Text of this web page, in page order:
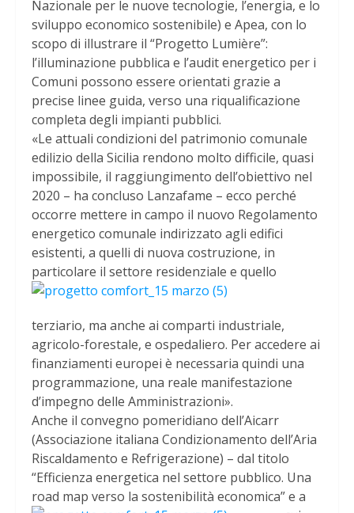
Nazionale per le nuove tecnologie, l’energia, e lo
sviluppo economico sostenibile) e Apea, con lo
scopo di illustrare il “Progetto Lumière”:
l’illuminazione pubblica e l’audit energetico per i
Comuni possono essere orientati grazie a
precise linee guida, verso una riqualificazione
completa degli impianti pubblici.
«Le attuali condizioni del patrimonio comunale
edilizio della Sicilia rendono molto difficile, quasi
impossibile, il raggiungimento dell’obiettivo nel
2020 – ha concluso Lanzafame – ecco perché
occorre mettere in campo il nuovo Regolamento
energetico comunale indirizzato agli edifici
esistenti, a quelli di nuova costruzione, in
particolare il settore residenziale e quello
terziario, ma anche ai comparti industriale,
agricolo-forestale, e ospedaliero. Per accedere ai
finanziamenti europei è necessaria quindi una
programmazione, una reale manifestazione
d’impegno delle Amministrazioni».
Anche il convegno pomeridiano dell’Aicarr
(Associazione italiana Condizionamento dell’Aria
Riscaldamento e Refrigerazione) – dal titolo
“Efficienza energetica nel settore pubblico. Una
road map verso la sostenibilità economica” e a